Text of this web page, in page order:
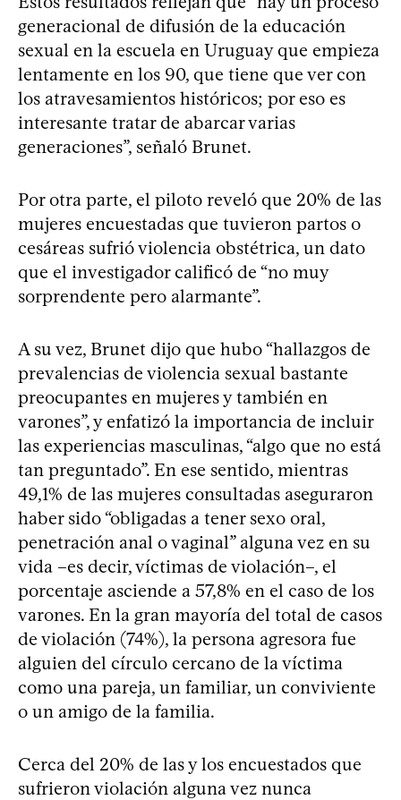
generacional de difusión de la educación
sexual en la escuela en Uruguay que empieza
lentamente en los 90, que tiene que ver con
los atravesamientos históricos; por eso es
interesante tratar de abarcar varias
generaciones”, señaló Brunet.
Por otra parte, el piloto reveló que 20% de las
mujeres encuestadas que tuvieron partos o
cesáreas sufrió violencia obstétrica, un dato
que el investigador calificó de “no muy
sorprendente pero alarmante”.
A su vez, Brunet dijo que hubo “hallazgos de
prevalencias de violencia sexual bastante
preocupantes en mujeres y también en
varones”, y enfatizó la importancia de incluir
las experiencias masculinas, “algo que no está
tan preguntado”. En ese sentido, mientras
49,1% de las mujeres consultadas aseguraron
haber sido “obligadas a tener sexo oral,
penetración anal o vaginal” alguna vez en su
vida –es decir, víctimas de violación–, el
porcentaje asciende a 57,8% en el caso de los
varones. En la gran mayoría del total de casos
de violación (74%), la persona agresora fue
alguien del círculo cercano de la víctima
como una pareja, un familiar, un conviviente
o un amigo de la familia.
Cerca del 20% de las y los encuestados que
sufrieron violación alguna vez nunca